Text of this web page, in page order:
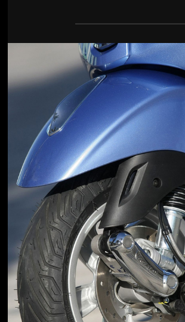
Jön még kép!